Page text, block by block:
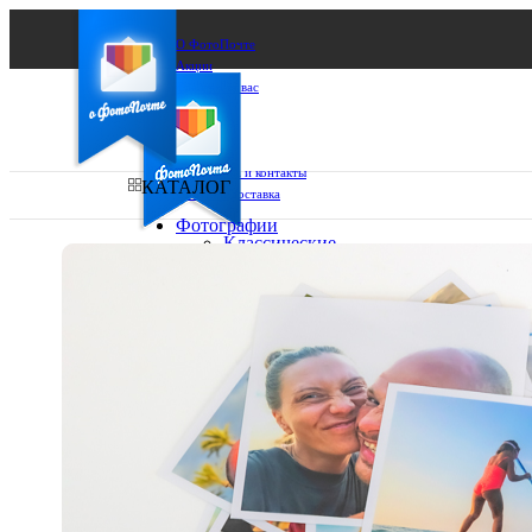
О ФотоПочте
Акции
Сделаем за вас
Бизнесу
FAQ
Франшиза
Поддержка и контакты
Оплата и доставка
Выберите из списка:
КАТАЛОГ
Фотографии
Классические
10х15
15х15
15х20
20х20
20х30
30х30
30х40
Фото
в